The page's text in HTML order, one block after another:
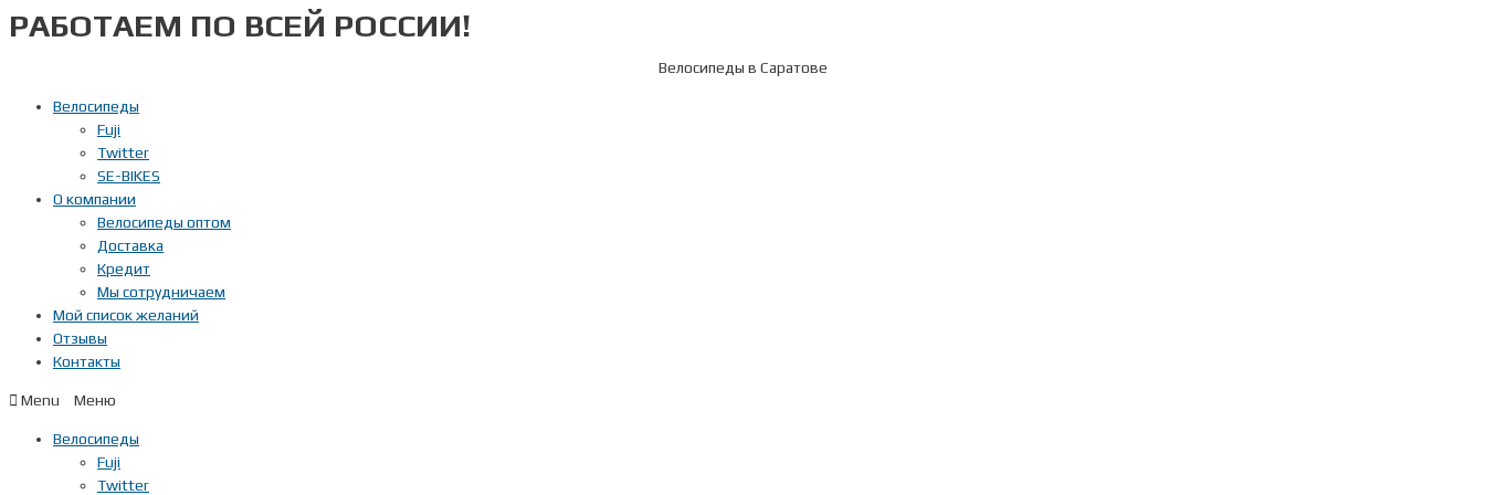
Перейти
кРАБОТАЕМ ПО ВСЕЙ РОССИИ!
Велосипеды в Саратове
Велосипеды
Fuji
Twitter
SE-BIKES
О компании
Велосипеды оптом
Доставка
Кредит
Мы сотрудничаем
Мой список желаний
Отзывы
Контакты
Menu
Велосипеды
Fuji
Twitter